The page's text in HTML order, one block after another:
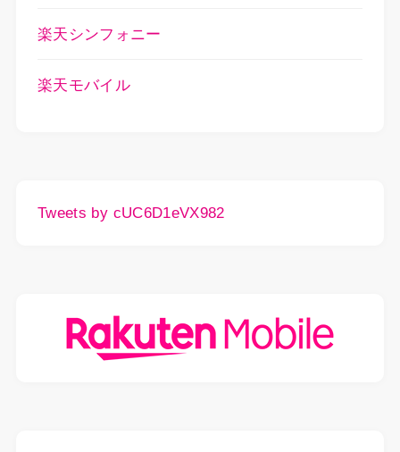
楽天シンフォニー
楽天モバイル
Tweets by cUC6D1eVX982